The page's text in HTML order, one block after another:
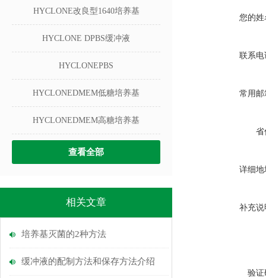
HYCLONE改良型1640培养基
HYCLONE DPBS缓冲液
HYCLONEPBS
HYCLONEDMEM低糖培养基
HYCLONEDMEM高糖培养基
查看全部
相关文章
培养基灭菌的2种方法
缓冲液的配制方法和保存方法介绍
您的姓
联系电
常用邮
省
详细地
补充说
验证